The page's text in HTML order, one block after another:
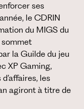
ses
le CDRIN
du MIGS du
la Guilde du jeu
XP Gaming,
les
agiront à titre de